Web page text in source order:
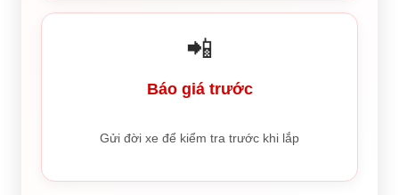
📲
Báo giá trước
Gửi đời xe để kiểm tra trước khi lắp